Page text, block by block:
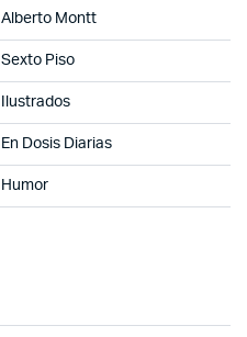
Alberto Montt
Sexto Piso
Ilustrados
En Dosis Diarias
Humor